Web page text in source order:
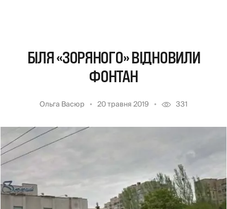
БІЛЯ «ЗОРЯНОГО» ВІДНОВИЛИ
ФОНТАН
Ольга Васюр 20 травня 2019 331